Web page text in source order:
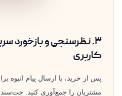
۳. نظرسنجی و بازخورد
کاربری
پس از خرید، با ارسال پیام انبوه
مشتریان را جمع‌آوری کنید.